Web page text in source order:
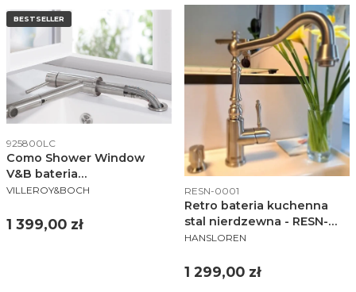
BESTSELLER
Kod produktu
925800LC
Como Shower Window
V&B bateria
zlewozmywakowa
szczotkowana - 925800LC
PRODUCENT
VILLEROY&BOCH
Cena
1 399,00 zł
Kod produktu
RESN-0001
Retro bateria kuchenna
stal nierdzewna - RESN-
0001
PRODUCENT
HANSLOREN
Cena
1 299,00 zł